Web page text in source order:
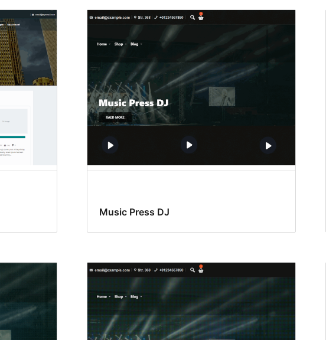
Music Press DJ